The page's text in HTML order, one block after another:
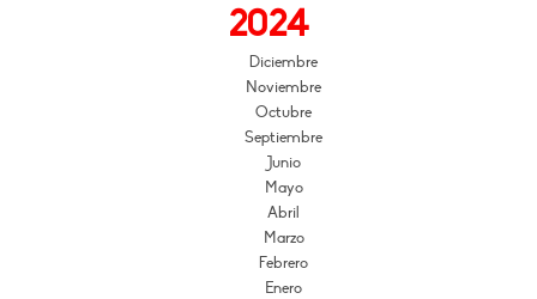
2024
Diciembre
Noviembre
Octubre
Septiembre
Junio
Mayo
Abril
Marzo
Febrero
Enero